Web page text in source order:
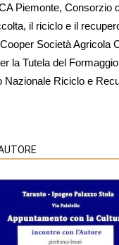
Piemonte, Consorzio
il riciclo e il
Società Agricola
la Tutela del
Riciclo e